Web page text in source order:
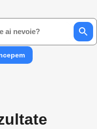
ai nevoie?